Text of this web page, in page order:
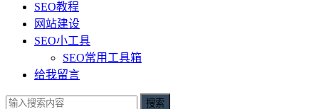
SEO教程
网站建设
SEO小工具
SEO常用工具箱
给我留言
搜索